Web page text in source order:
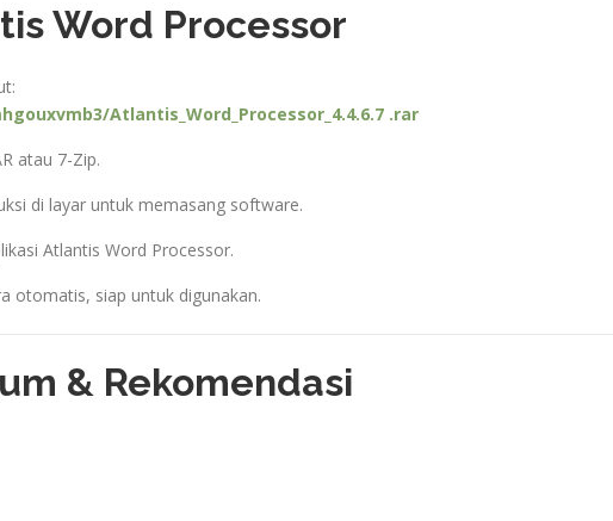
Word Processor
Atlantis_Word_Processor_4.4.6.7 .rar
atau 7-Zip.
di layar untuk memasang software.
Atlantis Word Processor.
otomatis, siap untuk digunakan.
& Rekomendasi